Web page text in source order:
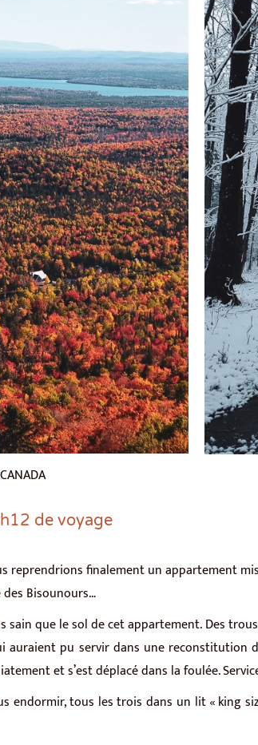
de voyage
reprendrions finalement un appartement
des Bisounours…
sain que le sol de cet appartement. Des
pu servir dans une reconstitution
et s’est déplacé dans la foulée.
endormir, tous les trois dans un lit « king